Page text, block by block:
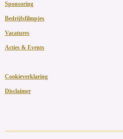
Sponsoring
Bedrijfsfilmpjes
Vacatures
Acties & Events
Cookieverklaring
Disclaimer